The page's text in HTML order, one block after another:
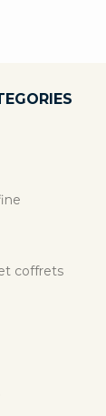
coffrets